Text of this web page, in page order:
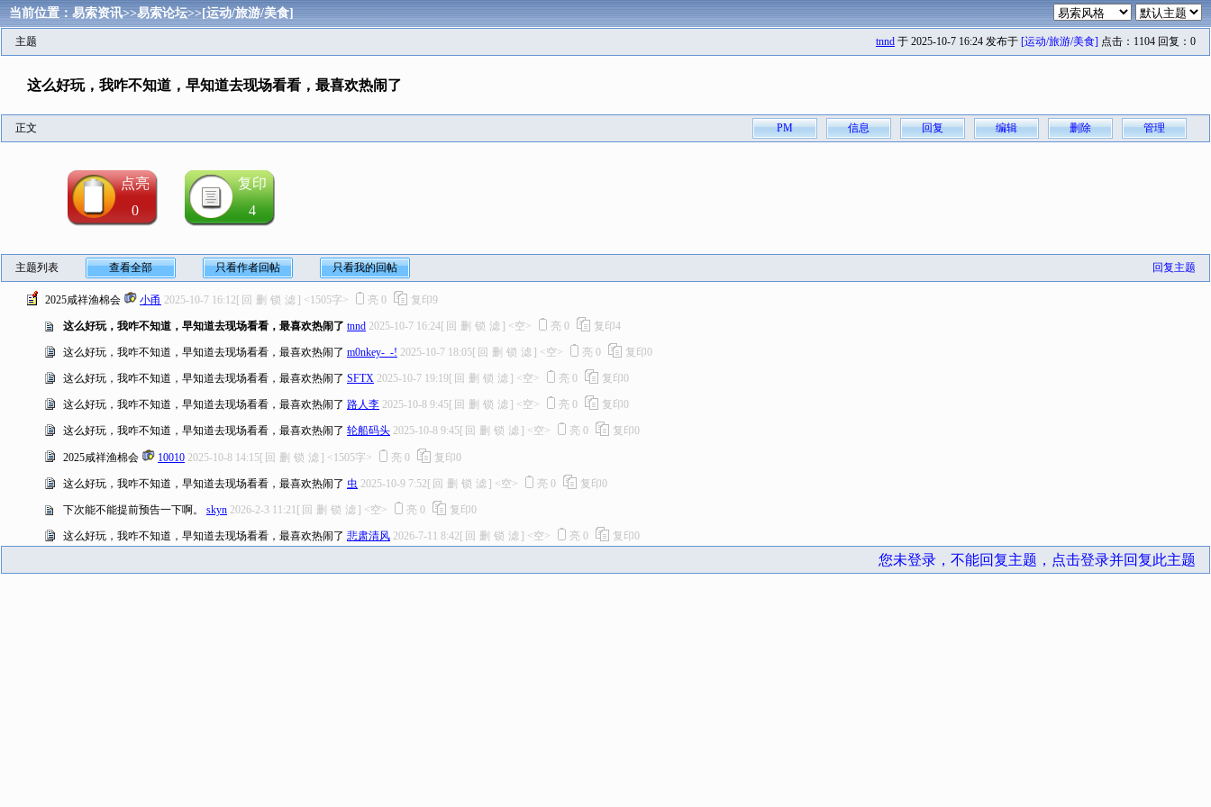
当前位置：易索资讯>>易索论坛>>[运动/旅游/美食]
主题 tnnd 于 2025-10-7 16:24 发布于 [运动/旅游/美食] 点击：1104 回复：0
这么好玩，我咋不知道，早知道去现场看看，最喜欢热闹了
正文 PM 信息 回复 编辑 删除 管理
点亮
0
复印
4
主题列表 查看全部 只看作者回帖 只看我的回帖 回复主题
2025咸祥渔棉会 小甬 2025-10-7 16:12 [ 回 删 锁 滤 ] <1505字> 亮 0 复印9
这么好玩，我咋不知道，早知道去现场看看，最喜欢热闹了 tnnd 2025-10-7 16:24[ 回 删 锁 滤 ] <空> 亮 0 复印4
这么好玩，我咋不知道，早知道去现场看看，最喜欢热闹了 m0nkey-_-! 2025-10-7 18:05[ 回 删 锁 滤 ] <空> 亮 0 复印0
这么好玩，我咋不知道，早知道去现场看看，最喜欢热闹了 SFTX 2025-10-7 19:19[ 回 删 锁 滤 ] <空> 亮 0 复印0
这么好玩，我咋不知道，早知道去现场看看，最喜欢热闹了 路人李 2025-10-8 9:45[ 回 删 锁 滤 ] <空> 亮 0 复印0
这么好玩，我咋不知道，早知道去现场看看，最喜欢热闹了 轮船码头 2025-10-8 9:45[ 回 删 锁 滤 ] <空> 亮 0 复印0
2025咸祥渔棉会 10010 2025-10-8 14:15[ 回 删 锁 滤 ] <1505字> 亮 0 复印0
这么好玩，我咋不知道，早知道去现场看看，最喜欢热闹了 虫 2025-10-9 7:52 [ 回 删 锁 滤 ] <空> 亮 0 复印0
下次能不能提前预告一下啊。 skyn 2026-2-3 11:21 [ 回 删 锁 滤 ] <空> 亮 0 复印0
这么好玩，我咋不知道，早知道去现场看看，最喜欢热闹了 悲肃清风 2026-7-11 8:42 [ 回 删 锁 滤 ] <空> 亮 0 复印0
您未登录，不能回复主题，点击登录并回复此主题